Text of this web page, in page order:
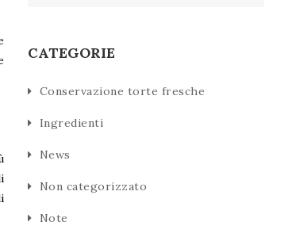
CATEGORIE
Conservazione torte fresche
Ingredienti
News
Non categorizzato
Note